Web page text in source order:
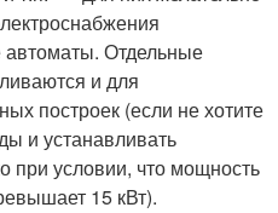
автоматы. Отдельные
и для
построек (если не хотите
и устанавливать
при условии, что мощность
15 кВт).